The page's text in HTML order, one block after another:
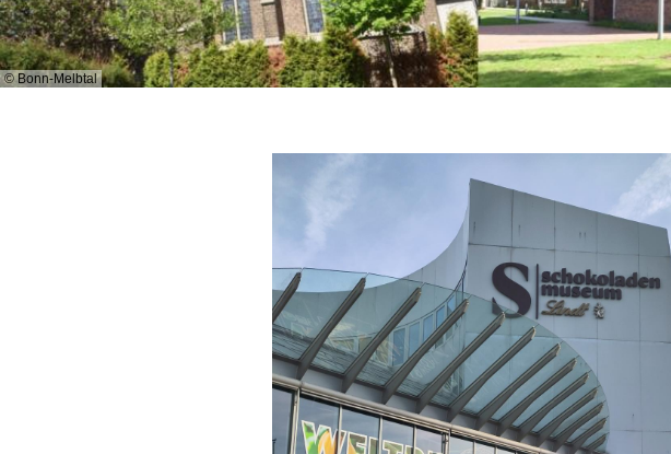
© Bonn-Melbtal